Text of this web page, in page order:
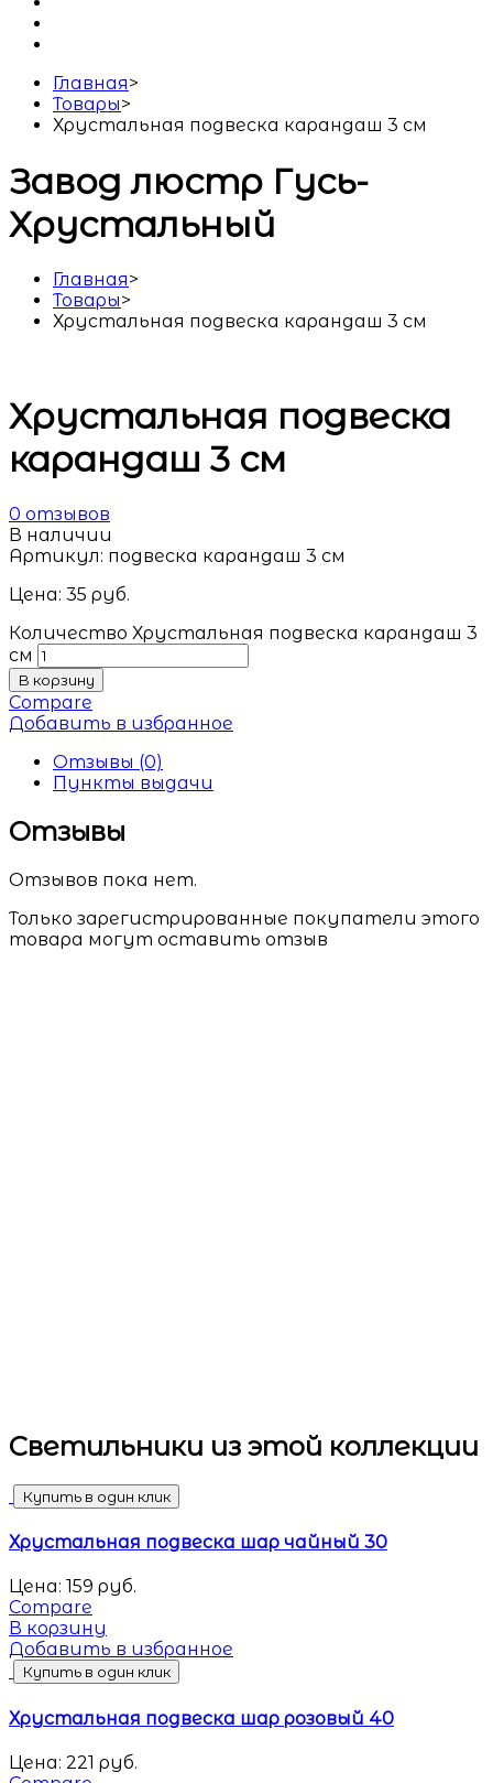
Главная>
Товары>
Хрустальная подвеска карандаш 3 см
Завод люстр Гусь-
Хрустальный
Главная>
Товары>
Хрустальная подвеска карандаш 3 см
Хрустальная подвеска
карандаш 3 см
0 отзывов
В наличии
Артикул: подвеска карандаш 3 см
Цена: 35 руб.
Количество Хрустальная подвеска карандаш 3
см
В корзину
Compare
Добавить в избранное
Отзывы (0)
Пункты выдачи
Отзывы
Отзывов пока нет.
Только зарегистрированные покупатели этого
товара могут оставить отзыв
Светильники из этой коллекции
Купить в один клик
Хрустальная подвеска шар чайный 30
Цена: 159 руб.
Compare
В корзину
Добавить в избранное
Купить в один клик
Хрустальная подвеска шар розовый 40
Цена: 221 руб.